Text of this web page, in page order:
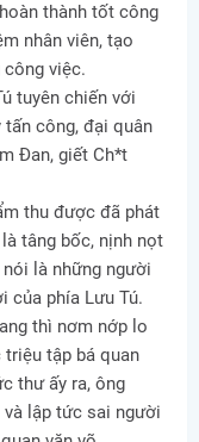
thành tốt công
nhân viên, tạo
việc.
tuyên chiến với
tấn công, đại quân
Đan, giết Ch*t
thu được đã phát
tâng bốc, nịnh nọt
là những người
của phía Lưu Tú.
thì nơm nớp lo
tập bá quan
thư ấy ra, ông
lập tức sai người